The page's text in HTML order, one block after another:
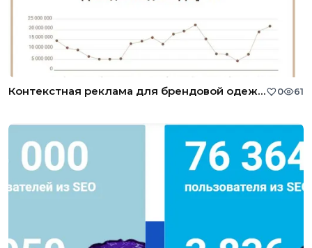
Контекстная реклама для брендовой одежды (Lux) 0 61